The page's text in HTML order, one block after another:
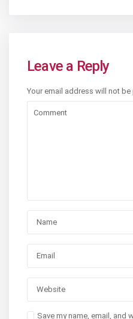
Leave a Reply
Your email address will not
Save my name, email, and